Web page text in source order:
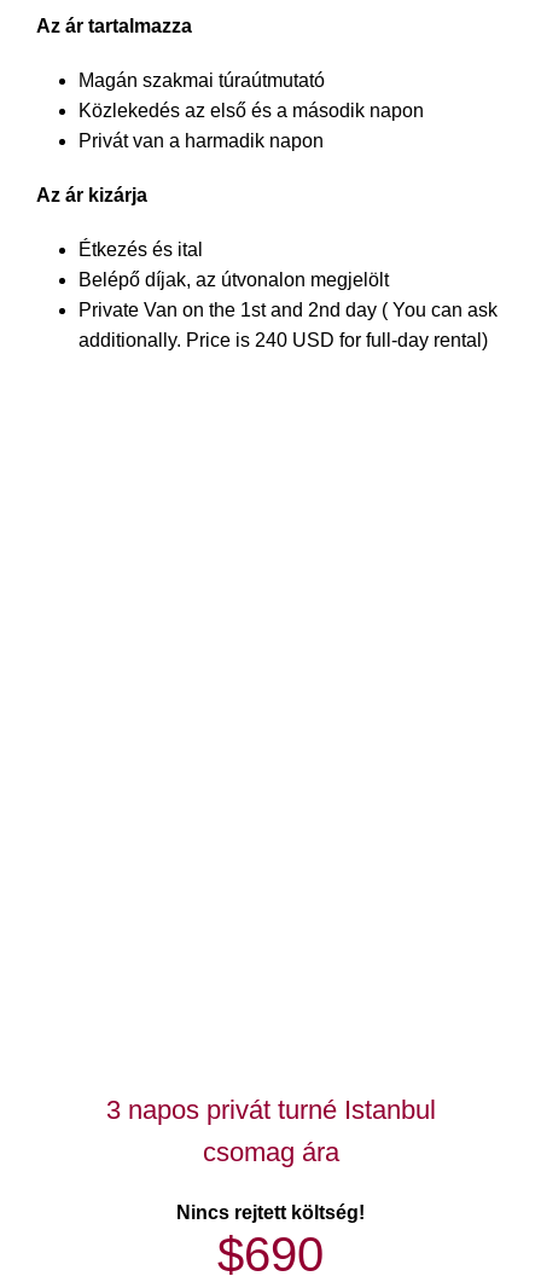
Az ár tartalmazza
Magán szakmai túraútmutató
Közlekedés az első és a második napon
Privát van a harmadik napon
Az ár kizárja
Étkezés és ital
Belépő díjak, az útvonalon megjelölt
Private Van on the 1st and 2nd day ( You can ask
additionally. Price is 240 USD for full-day rental)
3 napos privát turné Istanbul
csomag ára
Nincs rejtett költség!
$690